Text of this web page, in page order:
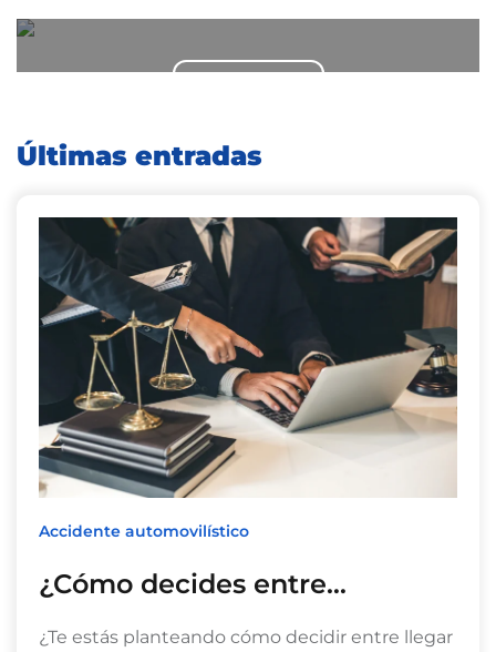
Últimas entradas
Accidente automovilístico
¿Cómo decides entre…
¿Te estás planteando cómo decidir entre llegar